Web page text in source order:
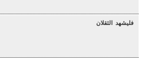
فليشهد الثقلان